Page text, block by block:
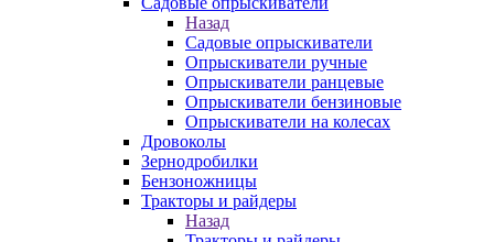
Назад
Садовые опрыскиватели
Опрыскиватели ручные
Опрыскиватели ранцевые
Опрыскиватели бензиновые
Опрыскиватели на колесах
Дровоколы
Зернодробилки
Бензоножницы
Тракторы и райдеры
Назад